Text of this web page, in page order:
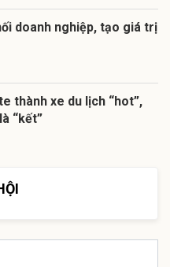
doanh nghiệp, tạo giá trị
thành xe du lịch “hot”,
“kết”